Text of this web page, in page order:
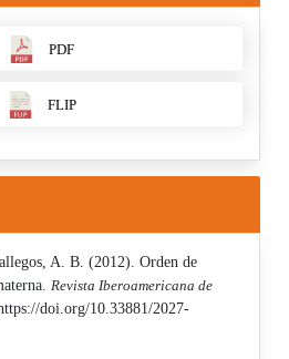
PDF
FLIP
A. B. (2012). Orden de
Revista Iberoamericana de
doi.org/10.33881/2027-